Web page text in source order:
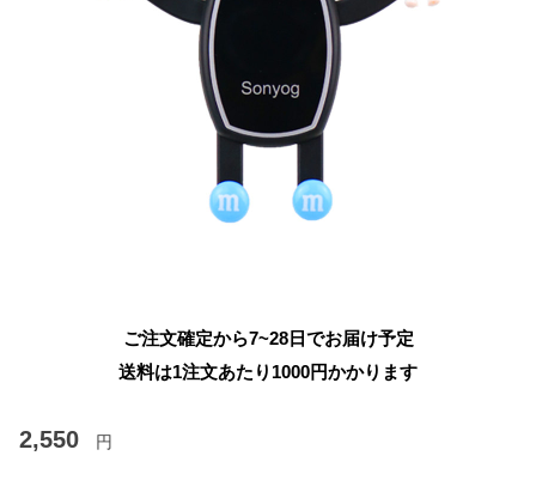
ご注文確定から7~28日でお届け予定
送料は1注文あたり 1000円かかります
2,550 円